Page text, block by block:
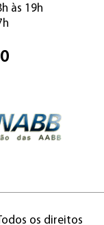
às 19h
os direitos